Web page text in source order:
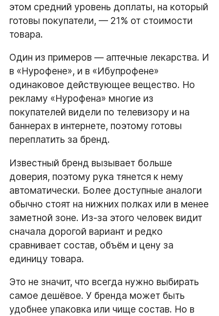
этом средний уровень доплаты, на который
готовы покупатели, — 21% от стоимости
товара.
Один из примеров — аптечные лекарства. И
в «Нурофене», и в «Ибупрофене»
одинаковое действующее вещество. Но
рекламу «Нурофена» многие из
покупателей видели по телевизору и на
баннерах в интернете, поэтому готовы
переплатить за бренд.
Известный бренд вызывает больше
доверия, поэтому рука тянется к нему
автоматически. Более доступные аналоги
обычно стоят на нижних полках или в менее
заметной зоне. Из-за этого человек видит
сначала дорогой вариант и редко
сравнивает состав, объём и цену за
единицу товара.
Это не значит, что всегда нужно выбирать
самое дешёвое. У бренда может быть
удобнее упаковка или чище состав. Но в